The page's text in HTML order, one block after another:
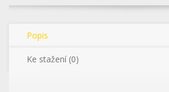
Popis
Ke stažení (0)